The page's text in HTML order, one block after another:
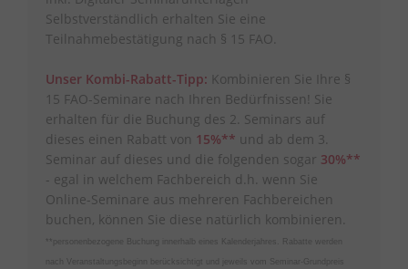
Selbstverständlich erhalten Sie eine
Teilnahmebestätigung nach § 15 FAO.
Unser Kombi-Rabatt-Tipp: Kombinieren Sie Ihre §
15 FAO-Seminare nach Ihren Bedürfnissen! Sie
erhalten für die Buchung des 2. Seminars auf
dieses einen Rabatt von 15%** und ab dem 3.
Seminar auf dieses und die folgenden sogar 30%**
- egal in welchem Fachbereich d.h. wenn Sie
Online-Seminare aus mehreren Fachbereichen
buchen, können Sie diese natürlich kombinieren.
**personenbezogene Buchung innerhalb eines Kalenderjahres. Rabatte werden
nach Veranstaltungsbeginn berücksichtigt und jeweils vom Seminar-Grundpreis